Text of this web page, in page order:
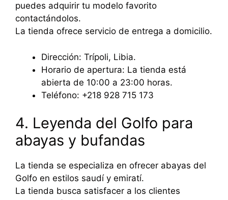
puedes adquirir tu modelo favorito
contactándolos.
La tienda ofrece servicio de entrega a domicilio.
Dirección: Trípoli, Libia.
Horario de apertura: La tienda está
abierta de 10:00 a 23:00 horas.
Teléfono: +218 928 715 173
4. Leyenda del Golfo para
abayas y bufandas
La tienda se especializa en ofrecer abayas del
Golfo en estilos saudí y emiratí.
La tienda busca satisfacer a los clientes